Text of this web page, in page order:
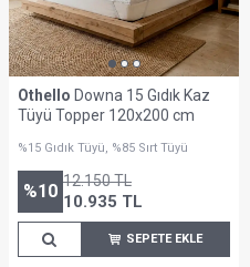
Othello Downa 15 Gıdık Kaz
Tüyü Topper 120x200 cm
%15 Gıdık Tüyü, %85 Sırt Tüyü
%10 12.150TL
10.935 TL
SEPETE EKLE